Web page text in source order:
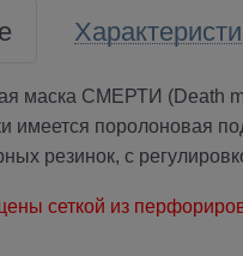
маска СМЕРТИ (Death
имеется поролоновая
резинок, с
сеткой из